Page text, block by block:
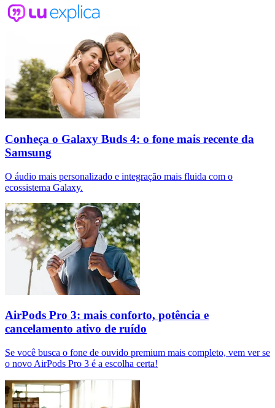
Conheça o Galaxy Buds 4: o fone mais recente da
Samsung
O áudio mais personalizado e integração mais fluida com o
ecossistema Galaxy.
AirPods Pro 3: mais conforto, potência e
cancelamento ativo de ruído
Se você busca o fone de ouvido premium mais completo, vem ver se
o novo AirPods Pro 3 é a escolha certa!